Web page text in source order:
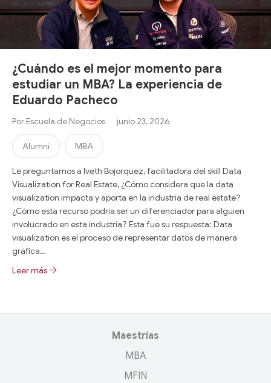
¿Cuándo es el mejor momento para
estudiar un MBA? La experiencia de
Eduardo Pacheco
Por Escuela de Negocios junio 23, 2026
Alumni MBA
Le preguntamos a Iveth Bojorquez, facilitadora del skill Data
Visualization for Real Estate, ¿Cómo considera que la data
visualization impacta y aporta en la industria de real estate?
¿Cómo esta recurso podría ser un diferenciador para alguien
involucrado en esta industria? Esta fue su respuesta: Data
visualization es el proceso de representar datos de manera
gráfica…
Leer más
Maestrías
MBA
MFIN